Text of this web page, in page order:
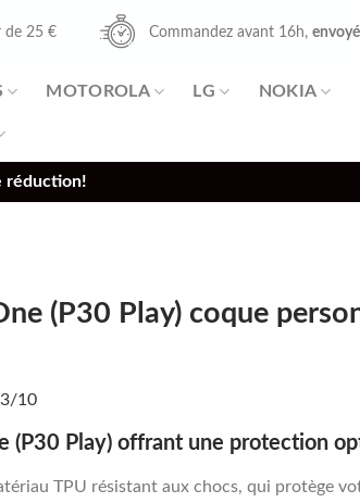
de 25 € Commandez avant 16h,
MOTOROLA LG NOKIA
réduction!
(P30 Play) coque
10
(P30 Play) offrant une protection
TPU résistant aux chocs, qui protège